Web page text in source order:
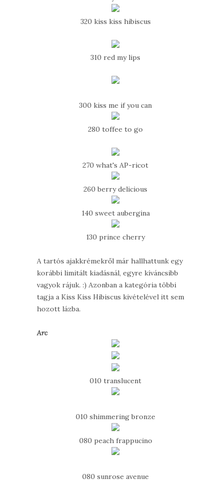
320 kiss kiss hibiscus
310 red my lips
300 kiss me if you can
280 toffee to go
270 what's AP-ricot
260 berry delicious
140 sweet aubergina
130 prince cherry
A tartós ajakkrémekről már hallhattunk egy
korábbi limitált kiadásnál, egyre kíváncsibb
vagyok rájuk. :) Azonban a kategória többi
tagja a Kiss Kiss Hibiscus kivételével itt sem
hozott lázba.
Arc
010 translucent
010 shimmering bronze
080 peach frappucino
080 sunrose avenue